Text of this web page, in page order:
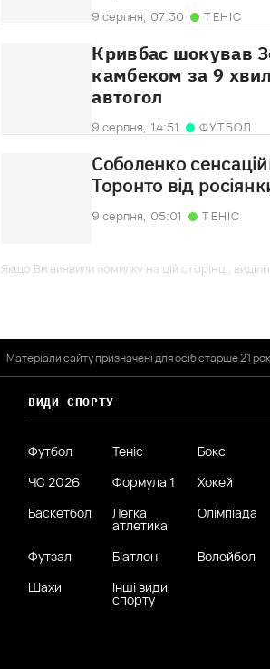
9 серпня, 07:30 ТЕНІС
Кривбас шокував
камбеком за 9
автогол
9 серпня, 14:51 ФУТБОЛ
Соболенко
Торонто від
9 серпня, 05:01 ТЕНІС
Якщо Ви виявили помилку на цій сторінці,
Матеріали сайту призначені для осіб старше 21
ВИДИ СПОРТУ
Футбол Теніс
Бокс
ЧС 2026
Формула 1
Хокей
Баскетбол
Легка
атлетика
Олімпіада
Футзал Біатлон
Волейбол
Шахи
Інші види
спорту